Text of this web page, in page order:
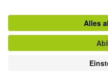
Weitere Angebote